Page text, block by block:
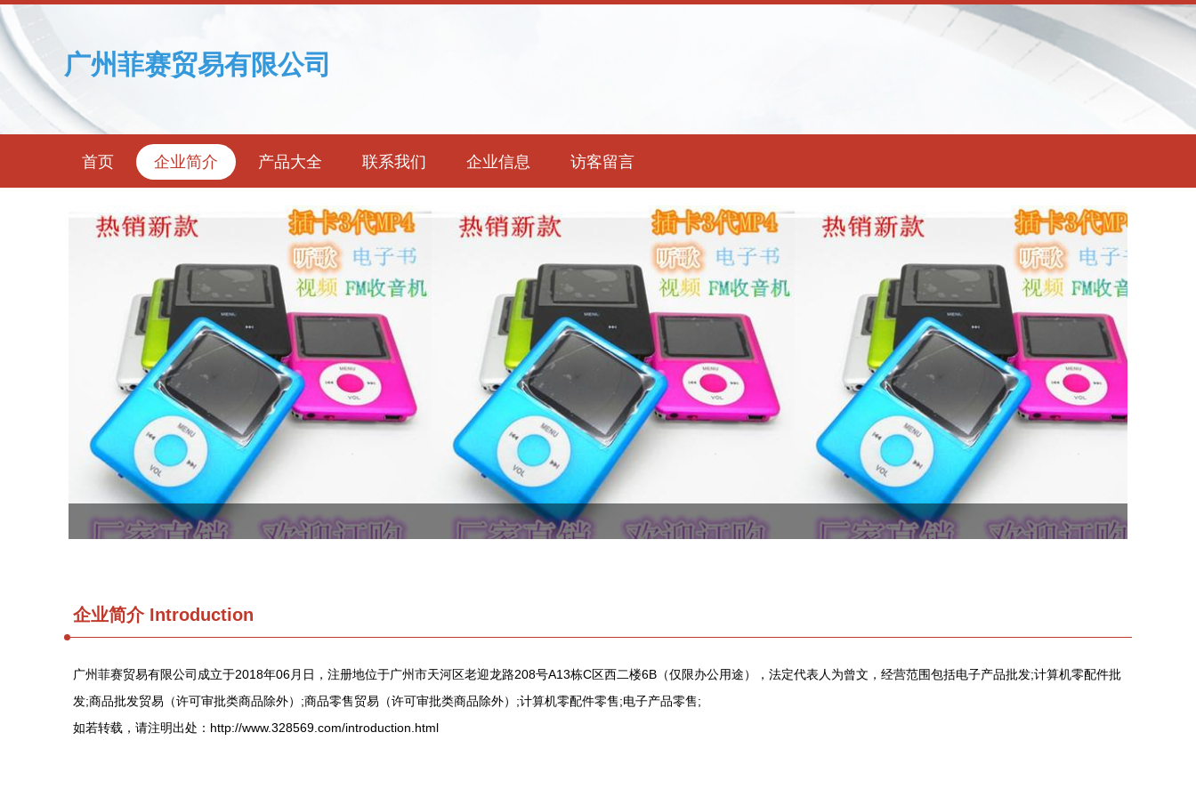
广州菲赛贸易有限公司
首页 企业简介 产品大全 联系我们 企业信息 访客留言
企业简介 Introduction
广州菲赛贸易有限公司成立于2018年06月日，注册地位于广州市天河区老迎龙路208号A13栋C区西二楼6B（仅限办公用途），法定代表人为曾文，经营范围包括电子产品批发;计算机零配件批
发;商品批发贸易（许可审批类商品除外）;商品零售贸易（许可审批类商品除外）;计算机零配件零售;电子产品零售;
如若转载，请注明出处：http://www.328569.com/introduction.html